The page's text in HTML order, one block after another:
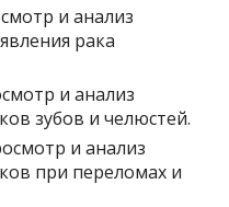
и анализ
рака
и анализ
зубов и челюстей.
и анализ
при переломах и